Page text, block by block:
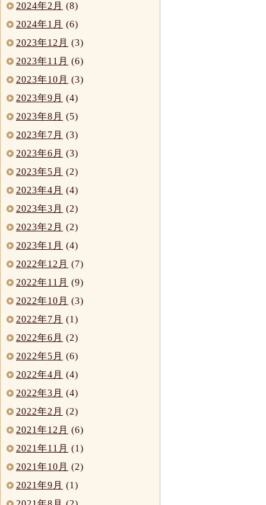
2024年2月 (8)
2024年1月 (6)
2023年12月 (3)
2023年11月 (6)
2023年10月 (3)
2023年9月 (4)
2023年8月 (5)
2023年7月 (3)
2023年6月 (3)
2023年5月 (2)
2023年4月 (4)
2023年3月 (2)
2023年2月 (2)
2023年1月 (4)
2022年12月 (7)
2022年11月 (9)
2022年10月 (3)
2022年7月 (1)
2022年6月 (2)
2022年5月 (6)
2022年4月 (4)
2022年3月 (4)
2022年2月 (2)
2021年12月 (6)
2021年11月 (1)
2021年10月 (2)
2021年9月 (1)